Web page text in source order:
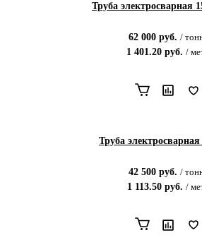
Труба электросварная
62 000руб. /
1 401.20 руб. /
Труба электросварная
42 500руб. /
1 113.50руб. /